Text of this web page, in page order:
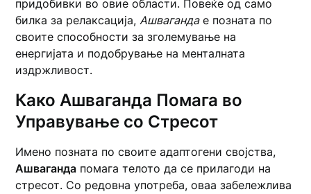
придобивки во овие области. Повеќе од само
билка за релаксација,Ашвагандае позната по
своите способности за зголемување на
енергијата и подобрување на менталната
издржливост.
Како Ашваганда Помага во
Управување со Стресот
Имено позната по своите адаптогени својства,
Ашваганда помага телото да се прилагоди на
стресот. Со редовна употреба, оваа забележлива